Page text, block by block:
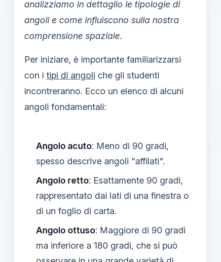
analizziamo in dettaglio le tipologie di
angoli e come influiscono sulla nostra
comprensione spaziale.
Per iniziare, è importante familiarizzarsi
con i tipi di angoli che gli studenti
incontreranno. Ecco un elenco di alcuni
angoli fondamentali:
Angolo acuto: Meno di 90 gradi,
spesso descrive angoli "affilati".
Angolo retto: Esattamente 90 gradi,
rappresentato dai lati di una finestra o
di un foglio di carta.
Angolo ottuso: Maggiore di 90 gradi
ma inferiore a 180 gradi, che si può